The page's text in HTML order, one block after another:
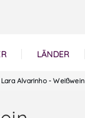
LÄNDER
Alvarinho - Weißwein